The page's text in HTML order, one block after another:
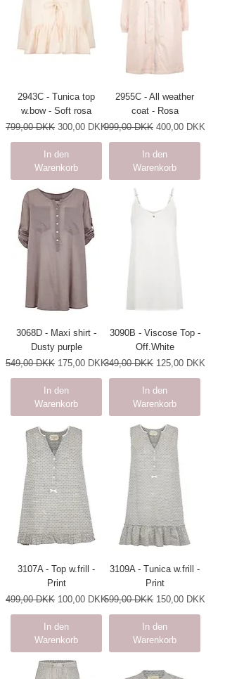
2943C - Tunica top
w.bow - Soft rosa
Standardpreis
799,00 DKK Sale-Preis
300,00 DKK
In den
Warenkorb
2955C - All weather
coat - Rosa
Standardpreis
999,00 DKK Sale-Preis
400,00 DKK
In den
Warenkorb
3068D - Maxi shirt -
Dusty purple
Standardpreis
549,00 DKK Sale-Preis
175,00 DKK
In den
Warenkorb
3090B - Viscose Top -
Off.White
Standardpreis
349,00 DKK Sale-Preis
125,00 DKK
In den
Warenkorb
3107A - Top w.frill -
Print
Standardpreis
499,00 DKK Sale-Preis
100,00 DKK
In den
Warenkorb
3109A - Tunica w.frill -
Print
Standardpreis
599,00 DKK Sale-Preis
150,00 DKK
In den
Warenkorb